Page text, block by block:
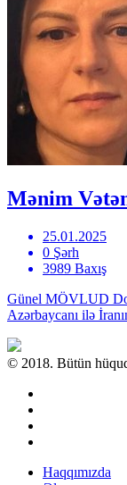
Mənim
25.01.2025
0 Şərh
3989 Baxış
Günel MÖVLUD
Azərbaycanı ilə
© 2018. Bütün
Haqqımızda